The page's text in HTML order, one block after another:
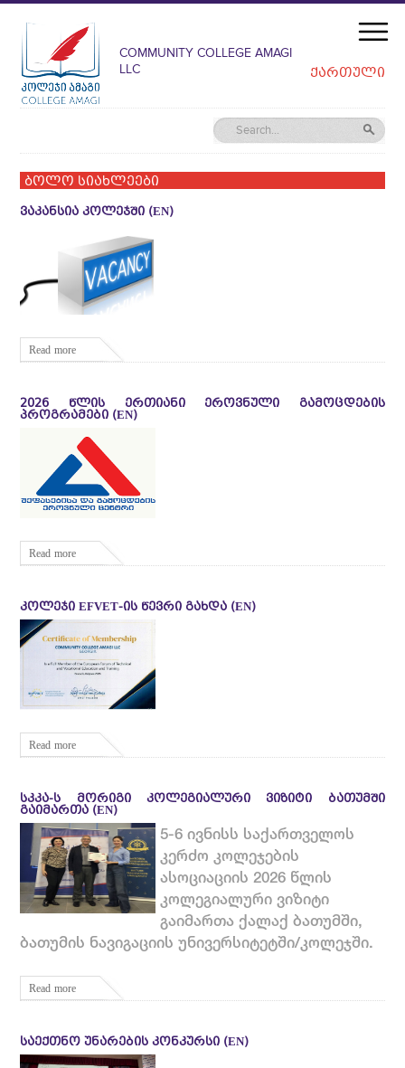
COMMUNITY COLLEGE AMAGI
LLC
ᲥᲐᲠᲗᲣᲚᲘ
ბოლო სიახლეები
ᲕᲐᲙᲐᲜᲡᲘᲐ ᲙᲝᲚᲔᲯᲨᲘ (EN)
Read more
2026 ᲬᲚᲘᲡ ᲔᲠᲗᲘᲐᲜᲘ ᲔᲠᲝᲕᲜᲣᲚᲘ ᲒᲐᲛᲝᲪᲓᲔᲑᲘᲡ
ᲞᲠᲝᲒᲠᲐᲛᲔᲑᲘ (EN)
Read more
ᲙᲝᲚᲔᲯᲘ EFVET-ᲘᲡ ᲬᲔᲕᲠᲘ ᲒᲐᲮᲓᲐ (EN)
Read more
ᲡᲙᲙᲐ-Ს ᲛᲝᲠᲘᲒᲘ ᲙᲝᲚᲔᲒᲘᲐᲚᲣᲠᲘ ᲕᲘᲖᲘᲢᲘ ᲑᲐᲗᲣᲛᲨᲘ
ᲒᲐᲘᲛᲐᲠᲗᲐ (EN)
5-6 ივნისს საქართველოს
კერძო კოლეჯების
ასოციაციის 2026 წლის
კოლეგიალური ვიზიტი
გაიმართა ქალაქ ბათუმში,
ბათუმის ნავიგაციის უნივერსიტეტში/კოლეჯში.
Read more
ᲡᲐᲔᲥᲗᲜᲝ ᲣᲜᲐᲠᲔᲑᲘᲡ ᲙᲝᲜᲙᲣᲠᲡᲘ (EN)